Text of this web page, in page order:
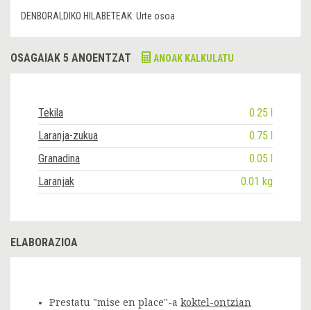
DENBORALDIKO HILABETEAK: Urte osoa
OSAGAIAK 5 ANOENTZAT ANOAK KALKULATU
Tekila
0.25 l
Laranja-zukua
0.75 l
Granadina
0.05 l
Laranjak
0.01 kg
ELABORAZIOA
Prestatu "mise en place"-a koktel-ontzian